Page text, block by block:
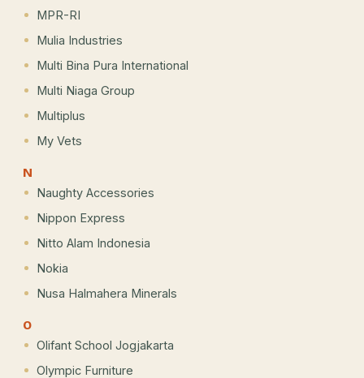
MPR-RI
Mulia Industries
Multi Bina Pura International
Multi Niaga Group
Multiplus
My Vets
N
Naughty Accessories
Nippon Express
Nitto Alam Indonesia
Nokia
Nusa Halmahera Minerals
O
Olifant School Jogjakarta
Olympic Furniture